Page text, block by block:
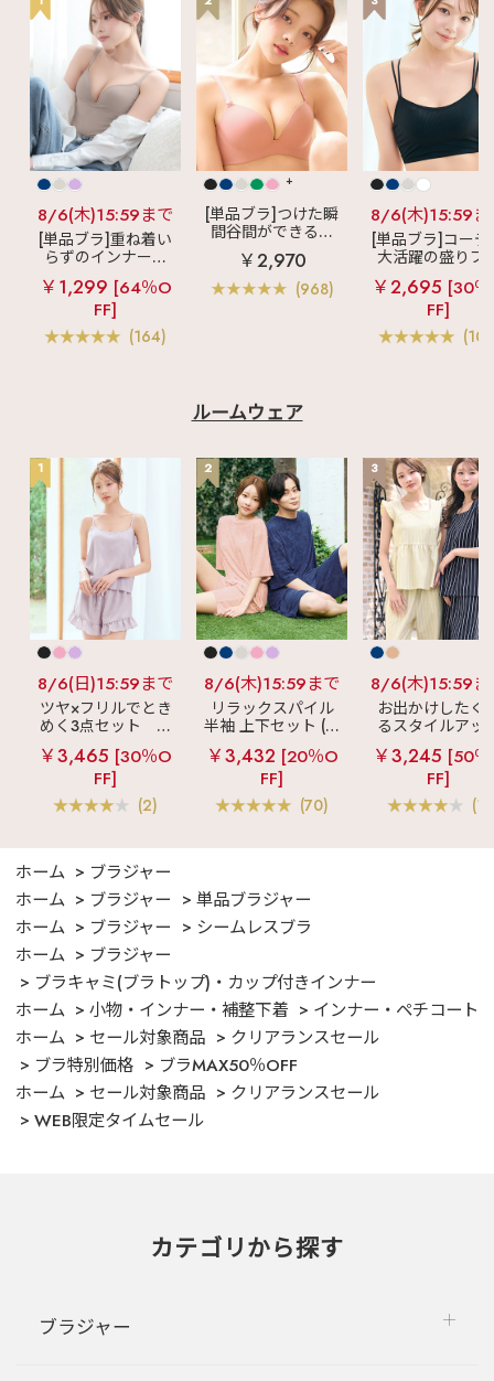
8/6(木)15:59まで
[単品ブラ]重ね着い
らずのインナーブ
ラ
リッチバスト
ブラトップ (ワイヤ
ー入り)
￥1,299 [64％O
FF]
(164)
+
[単品ブラ]つけた瞬
間谷間ができるシ
ームレスブラ
盛ブラ(R) シームレ
ス 単品ブラジャー
￥2,970
(968)
8/6(木)15:59ま
[単品ブラ]コーデ
大活躍の盛りブ
ショートレン
ス ブラトップ 超
ブラ(R) 単品ブ
ャー
￥2,695 [30
FF]
ルームウェア
1
8/6(日)15:59まで
ツヤ×フリルでとき
めく3点セット
シ
ルキー ショートパ
ンツ 3点セット
￥3,465 [30％O
FF]
(2)
2
8/6(木)15:59まで
リラックスパイル
半袖 上下セット (男
女兼用サイズ)
￥3,432 [20％O
FF]
(70)
3
8/6(木)15:59ま
お出かけしたく
るスタイルアッ
見え
ストライ
フリル ロングパ
ツ 綿混 上下セ
￥3,245 [50
FF]
(1)
ホーム
ブラジャー
ホーム
ブラジャー
単品ブラジャー
ホーム
ブラジャー
シームレスブラ
ホーム
ブラジャー
ブラキャミ(ブラトップ)・カップ付きインナー
ホーム
小物・インナー・補整下着
インナー・ペチコート
ホーム
セール対象商品
クリアランスセール
ブラ特別価格
ブラMAX50％OFF
ホーム
セール対象商品
クリアランスセール
WEB限定タイムセール
カテゴリから探す
ブラジャー